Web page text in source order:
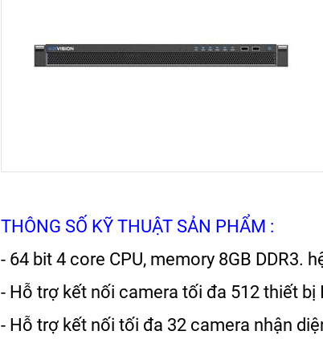
THÔNG SỐ KỸ THUẬT SẢN PHẨM :
- 64 bit 4 core CPU, memory 8GB DDR3.
- Hỗ trợ kết nối camera tối đa 512 thiết bị
- Hỗ trợ kết nối tối đa 32 camera nhận